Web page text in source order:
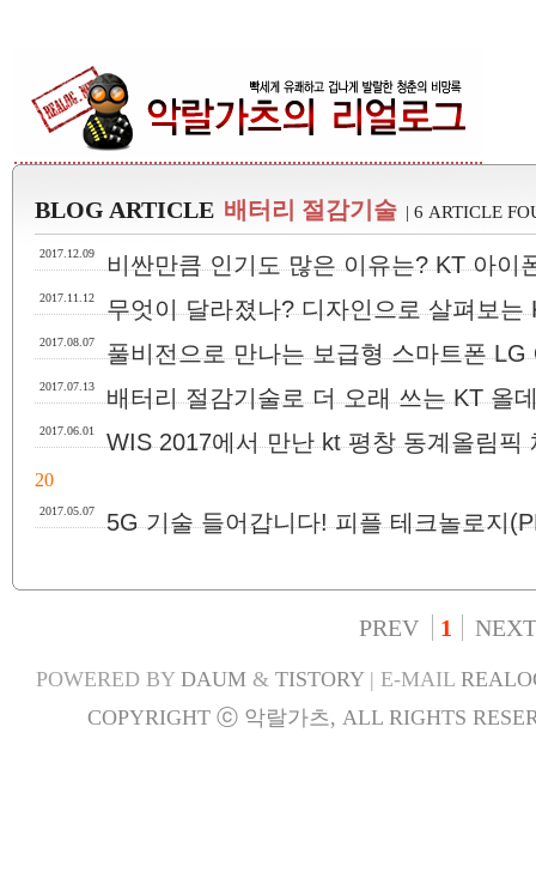
BLOG ARTICLE 배터리 절감기술 | 6 ARTICLE
2017.12.09 비싼만큼 인기도 많은 이유는? KT 아이
2017.11.12 무엇이 달라졌나? 디자인으로 살펴보는
2017.08.07 풀비전으로 만나는 보급형 스마트폰 LG
2017.07.13 배터리 절감기술로 더 오래 쓰는 KT 올
2017.06.01 WIS 2017에서 만난 kt 평창 동계올림픽
20
2017.05.07 5G 기술 들어갑니다! 피플 테크놀로지
PREV 1 NEXT
POWERED BY DAUM& TISTORY| E-MAIL
COPYRIGHT ⓒ 악랄가츠, ALL RIGHTS